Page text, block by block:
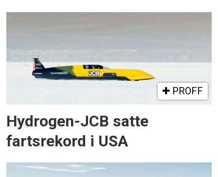
PROFF
Hydrogen-JCB satte
fartsrekord i USA